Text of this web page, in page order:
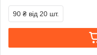
90 ₴ від 20 шт.